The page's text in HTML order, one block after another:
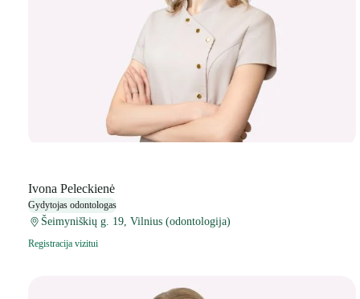
Ivona Peleckienė
Gydytojas odontologas
Šeimyniškių g. 19, Vilnius (odontologija)
Registracija vizitui